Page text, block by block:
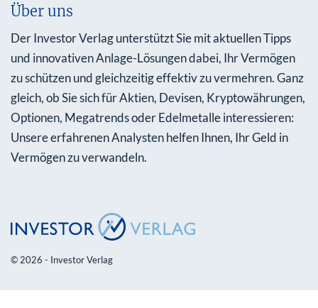
Über uns
Der Investor Verlag unterstützt Sie mit aktuellen Tipps
und innovativen Anlage-Lösungen dabei, Ihr Vermögen
zu schützen und gleichzeitig effektiv zu vermehren. Ganz
gleich, ob Sie sich für Aktien, Devisen, Kryptowährungen,
Optionen, Megatrends oder Edelmetalle interessieren:
Unsere erfahrenen Analysten helfen Ihnen, Ihr Geld in
Vermögen zu verwandeln.
© 2026 - Investor Verlag